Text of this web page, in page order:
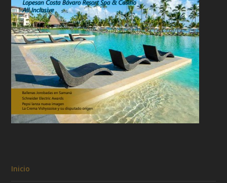
Inicio